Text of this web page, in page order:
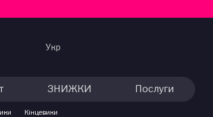
Укр
ЗНИЖКИ Послуги
Кінцевики